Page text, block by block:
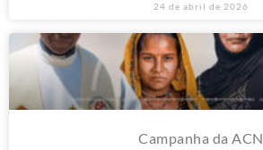
24 de abril de 2026
Campanha da ACN